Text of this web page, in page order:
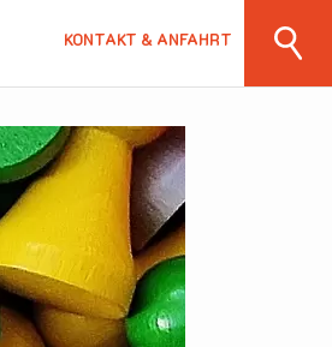
KONTAKT & ANFAHRT